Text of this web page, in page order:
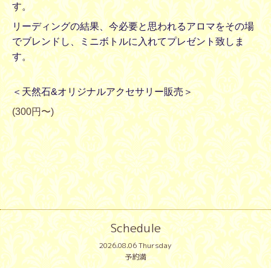
す。
リーディングの結果、今必要と思われるアロマをその場
でブレンドし、ミニボトルに入れてプレゼント致しま
す。
＜天然石&オリジナルアクセサリー販売＞
(300円〜)
Schedule
2026.08.06 Thursday
予約満